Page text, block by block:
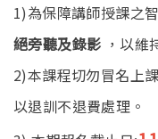
1)為保障講師授課之
絕旁聽及錄影 ，以維
2)本課程切勿冒名上
以退訓不退費處理。